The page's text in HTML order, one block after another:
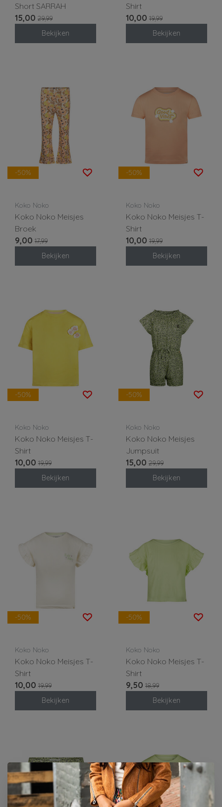
Short SARRAH
15,00 29,99
Bekijken
Shirt
10,00 19,99
Bekijken
-50%
Koko Noko
Koko Noko Meisjes
Broek
9,00 17,99
Bekijken
-50%
Koko Noko
Koko Noko Meisjes T-
Shirt
10,00 19,99
Bekijken
-50%
Koko Noko
Koko Noko Meisjes T-
Shirt
10,00 19,99
Bekijken
-50%
Koko Noko
Koko Noko Meisjes
Jumpsuit
15,00 29,99
Bekijken
-50%
Koko Noko
Koko Noko Meisjes T-
Shirt
10,00 19,99
Bekijken
-50%
Koko Noko
Koko Noko Meisjes T-
Shirt
9,50 18,99
Bekijken